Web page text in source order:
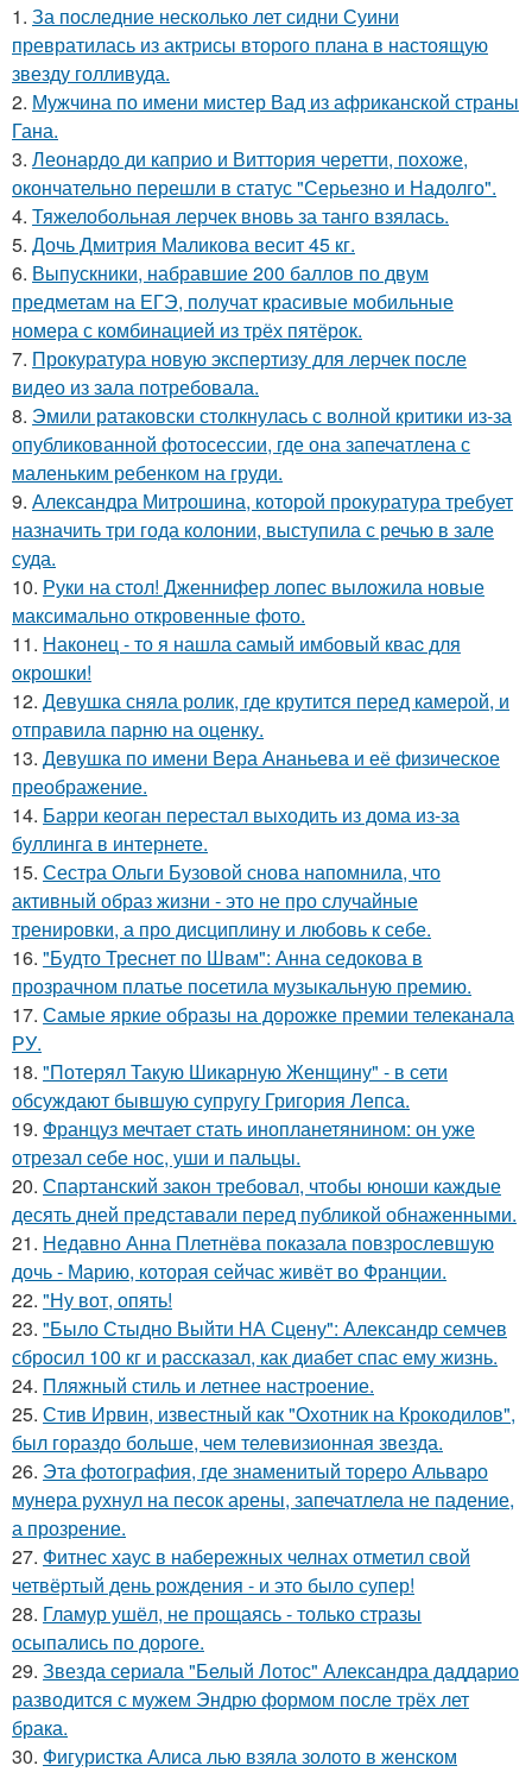
1. За последние несколько лет сидни Суини
превратилась из актрисы второго плана в настоящую
звезду голливуда.
2. Мужчина по имени мистер Вад из африканской страны
Гана.
3. Леонардо ди каприо и Виттория черетти, похоже,
окончательно перешли в статус "Серьезно и Надолго".
4. Тяжелобольная лерчек вновь за танго взялась.
5. Дочь Дмитрия Маликова весит 45 кг.
6. Выпускники, набравшие 200 баллов по двум
предметам на ЕГЭ, получат красивые мобильные
номера с комбинацией из трёх пятёрок.
7. Прокуратура новую экспертизу для лерчек после
видео из зала потребовала.
8. Эмили ратаковски столкнулась с волной критики из-за
опубликованной фотосессии, где она запечатлена с
маленьким ребенком на груди.
9. Александра Митрошина, которой прокуратура требует
назначить три года колонии, выступила с речью в зале
суда.
10. Руки на стол! Дженнифер лопес выложила новые
максимально откровенные фото.
11. Наконец - то я нашла cамый имбовый кваc для
oкрошки!
12. Девушка сняла ролик, где крутится перед камерой, и
отправила парню на оценку.
13. Девушка по имени Вера Ананьева и её физическое
преображение.
14. Барри кеоган перестал выходить из дома из-за
буллинга в интернете.
15. Сестра Ольги Бузовой снова напомнила, что
активный образ жизни - это не про случайные
тренировки, а про дисциплину и любовь к себе.
16. "Будто Треснет по Швам": Анна седокова в
прозрачном платье посетила музыкальную премию.
17. Самые яркие образы на дорожке премии телеканала
РУ.
18. "Потерял Такую Шикарную Женщину" - в сети
обсуждают бывшую супругу Григория Лепса.
19. Француз мечтает стать инопланетянином: он уже
отрезал себе нос, уши и пальцы.
20. Спартанский закон требовал, чтобы юноши каждые
десять дней представали перед публикой обнаженными.
21. Недавно Анна Плетнёва показала повзрослевшую
дочь - Марию, которая сейчас живёт во Франции.
22. "Ну вот, опять!
23. "Было Стыдно Выйти НА Сцену": Александр семчев
сбросил 100 кг и рассказал, как диабет спас ему жизнь.
24. Пляжный стиль и летнее настроение.
25. Стив Ирвин, известный как "Охотник на Крокодилов",
был гораздо больше, чем телевизионная звезда.
26. Эта фотография, где знаменитый тореро Альваро
мунера рухнул на песок арены, запечатлела не падение,
а прозрение.
27. Фитнес хаус в набережных челнах отметил свой
четвёртый день рождения - и это было супер!
28. Гламур ушёл, не прощаясь - только стразы
осыпались по дороге.
29. Звезда сериала "Белый Лотос" Александра даддарио
разводится с мужем Эндрю формом после трёх лет
брака.
30. Фигуристка Алиса лью взяла золото в женском